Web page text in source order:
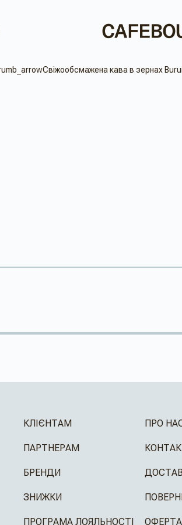
Свіжообсмажена кава в зернах
КЛІЄНТАМ
ПАРТНЕРАМ
БРЕНДИ
ЗНИЖКИ
ПРОГРАМА ЛОЯЛЬНОСТІ
ПРО
ОФЕРТА